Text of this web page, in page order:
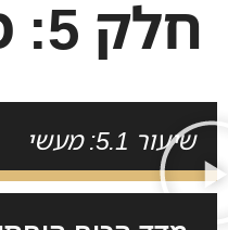
חלק 5: מדד R.S.I
שיעור 5.1: מעשי